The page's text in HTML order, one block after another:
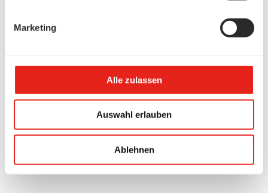
Marketing
Alle zulassen
Auswahl erlauben
Ablehnen